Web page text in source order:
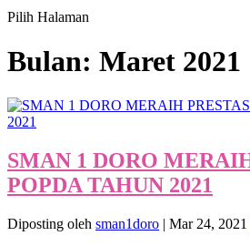
Pilih Halaman
Bulan: Maret 2021
SMAN 1 DORO
POPDA TAHUN 2021
Diposting oleh sman1doro | Mar 24, 2021